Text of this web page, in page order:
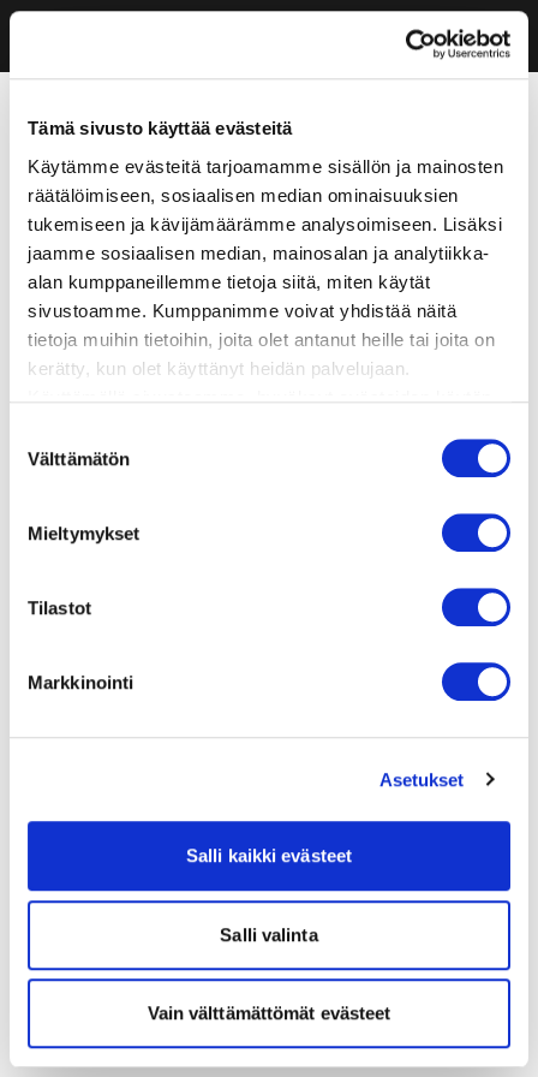
Tämä sivusto käyttää evästeitä
Käytämme evästeitä tarjoamamme sisällön ja mainosten
räätälöimiseen, sosiaalisen median ominaisuuksien
tukemiseen ja kävijämäärämme analysoimiseen. Lisäksi
jaamme sosiaalisen median, mainosalan ja analytiikka-
alan kumppaneillemme tietoja siitä, miten käytät
sivustoamme. Kumppanimme voivat yhdistää näitä
tietoja muihin tietoihin, joita olet antanut heille tai joita on
kerätty, kun olet käyttänyt heidän palvelujaan.
valinta
Välttämätön
Mieltymykset
Tilastot
Markkinointi
Asetukset
Salli kaikki evästeet
Salli valinta
Vain välttämättömät evästeet